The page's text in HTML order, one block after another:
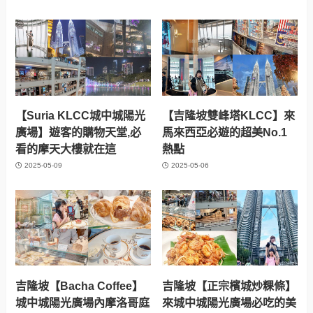
【Suria KLCC城中城陽光
廣場】遊客的購物天堂,必
看的摩天大樓就在這
2025-05-09
【吉隆坡雙峰塔KLCC】來
馬來西亞必遊的超美No.1
熱點
2025-05-06
吉隆坡【Bacha Coffee】
城中城陽光廣場內摩洛哥庭
吉隆坡【正宗檳城炒粿條】
來城中城陽光廣場必吃的美